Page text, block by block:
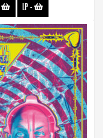
LP-